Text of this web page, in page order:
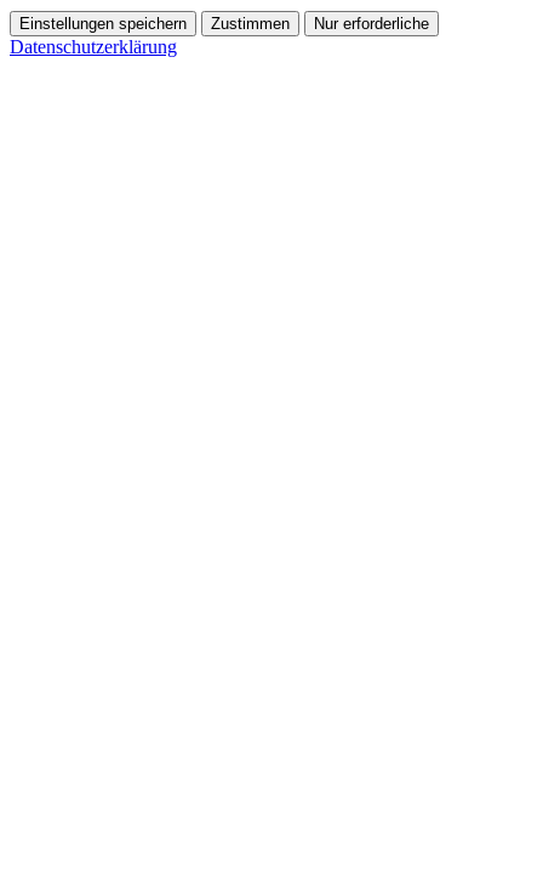
Einstellungen speichern Zustimmen Nur erforderliche
Datenschutzerklärung